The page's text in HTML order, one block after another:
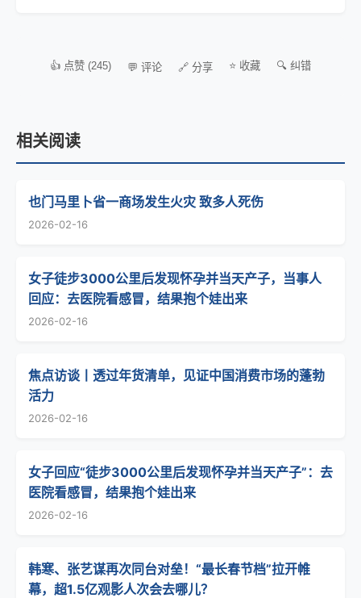
👍 点赞 (245) 💬 评论 🔗 分享 ⭐ 收藏 🔍 纠错
相关阅读
也门马里卜省一商场发生火灾 致多人死伤
2026-02-16
女子徒步3000公里后发现怀孕并当天产子，当事人
回应：去医院看感冒，结果抱个娃出来
2026-02-16
焦点访谈丨透过年货清单，见证中国消费市场的蓬勃
活力
2026-02-16
女子回应“徒步3000公里后发现怀孕并当天产子”：去
医院看感冒，结果抱个娃出来
2026-02-16
韩寒、张艺谋再次同台对垒！“最长春节档”拉开帷
幕，超1.5亿观影人次会去哪儿？